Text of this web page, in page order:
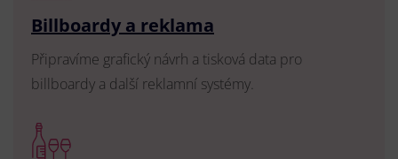
Billboardy a reklama
Připravíme grafický návrh a tisková data pro
billboardy a další reklamní systémy.